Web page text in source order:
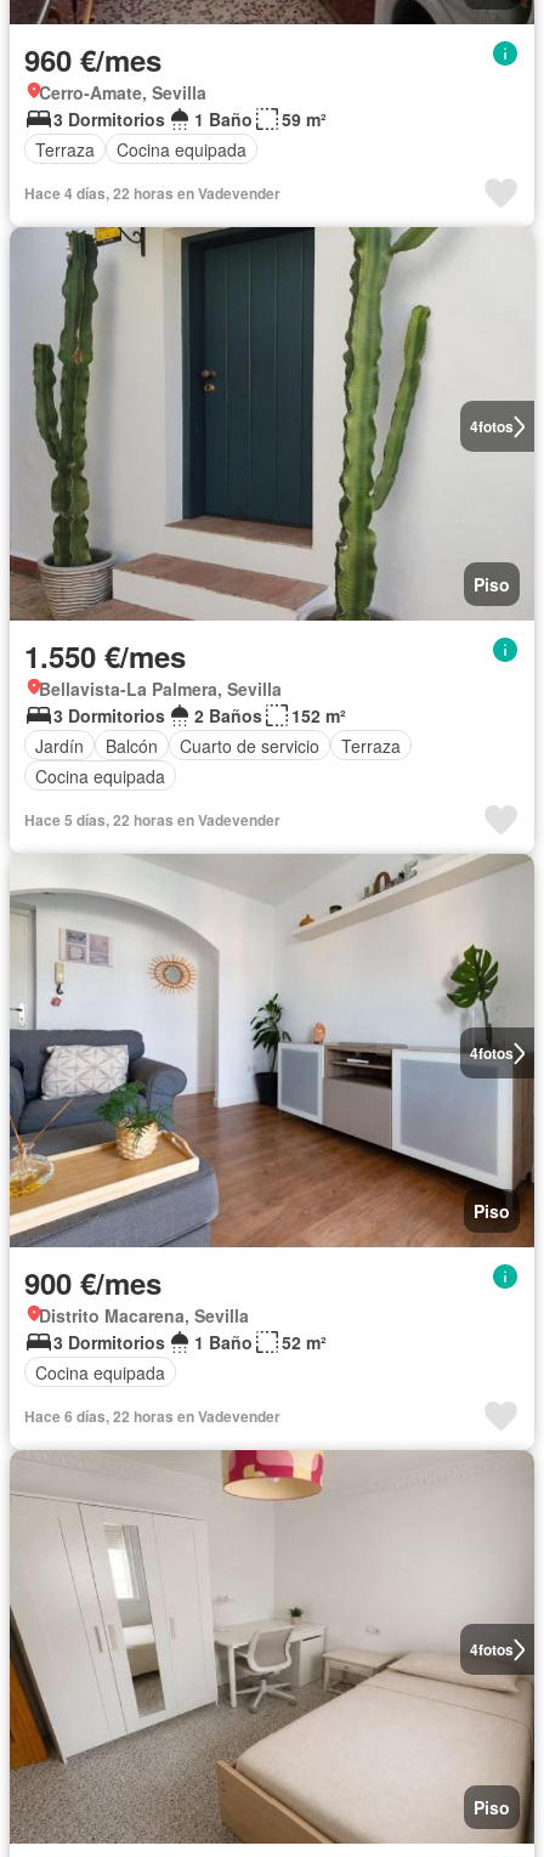
960 €/mes
Cerro-Amate, Sevilla
3 Dormitorios
1 Baño
59 m²
Terraza
Cocina equipada
Hace 4 días, 22 horas en Vadevender
4fotos
Piso
1.550 €/mes
Bellavista-La Palmera, Sevilla
3 Dormitorios
2 Baños
152 m²
Jardín
Balcón Cuarto de servicio
Terraza
Cocina equipada
Hace 5 días, 22 horas en Vadevender
4fotos
Piso
900 €/mes
Distrito Macarena, Sevilla
3 Dormitorios
1 Baño
52 m²
Cocina equipada
Hace 6 días, 22 horas en Vadevender
4fotos
Piso